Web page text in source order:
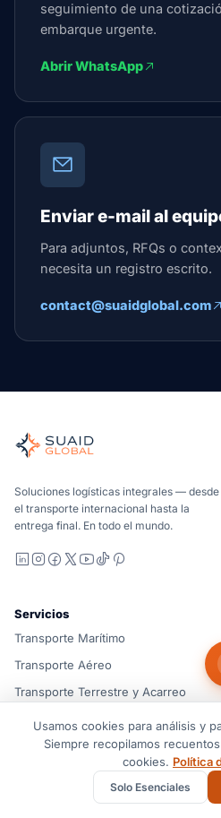
seguimiento de una
embarque urgente.
Abrir WhatsApp
Enviar e-mail al
Para adjuntos, RFQs o
necesita un registro escrito.
contact@suaidglobal.com
Agente de carga independiente
Marítimo, aéreo y terrestre,
Soluciones logísticas integrales — desde
el transporte internacional hasta la
entrega final. En todo el mundo.
LinkedIn
Instagram
Facebook
X YouTube
TikTok
Servicios
Transporte Marítimo
Transporte Aéreo
Transporte Terrestre y Acarreo
Despacho Aduanero
Soluciones de Almacén
Carga de Proyecto y Transporte
Usamos cookies para análisis y
Siempre recopilamos
cookies. Política
Solo Esenciales